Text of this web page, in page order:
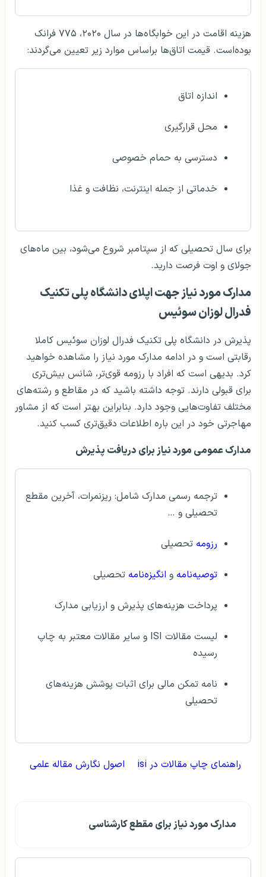
هزینه اقامت در این خوابگاه‌ها در سال ۲۰۲۰، ۷۷۵ فرانک
بوده‌است. قیمت اتاق‌ها براساس موارد زیر تعیین می‌گردند:
اندازه اتاق
محل قرارگیری
دسترسی به حمام خصوصی
خدماتی از جمله اینترنت، نظافت و غذا
برای سال تحصیلی که از سپتامبر شروع می‌شود، بین ماه‌های
جولای و اوت فرصت دارید.
مدارک مورد نیاز جهت اپلای دانشگاه پلی تکنیک
فدرال لوزان سوئيس
پذیرش در دانشگاه پلی تکنیک فدرال لوزان سوئیس کاملا
رقابتی است و در ادامه مدارک مورد نیاز را مشاهده خواهید
کرد. بدیهی است که افراد با رزومه قوی‌تر، شانس بیش‌تری
برای قبولی دارند. توجه داشته باشید که در مقاطع و رشته‌های
مختلف تفاوت‌هایی وجود دارد. بنابراین بهتر است که از مشاور
مهاجرتی خود در این باره اطلاعات دقیق‌تری کسب کنید.
مدارک عمومی مورد نیاز برای دریافت پذیرش
ترجمه رسمی مدارک شامل: ریزنمرات، آخرین مقطع
تحصیلی و …
رزومه تحصیلی
توصیه‌نامه و انگیزه‌نامه تحصیلی
پرداخت هزینه‌های پذیرش و ارزیابی مدارک
لیست مقالات ISI و سایر مقالات معتبر به چاپ
رسیده
نامه تمکن مالی برای اثبات پوشش هزینه‌های
تحصیلی
راهنمای چاپ مقالات در isi اصول نگارش مقاله علمی
مدارک مورد نیاز برای مقطع کارشناسی